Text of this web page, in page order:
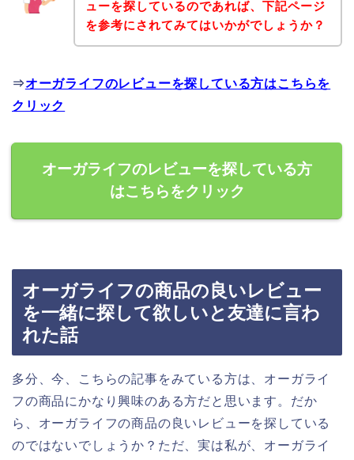
ューを探しているのであれば、下記ページ
を参考にされてみてはいかがでしょうか？
⇒オーガライフのレビューを探している方はこちらを
クリック
オーガライフのレビューを探している方
はこちらをクリック
オーガライフの商品の良いレビュー
を一緒に探して欲しいと友達に言わ
れた話
多分、今、こちらの記事をみている方は、オーガライ
フの商品にかなり興味のある方だと思います。だか
ら、オーガライフの商品の良いレビューを探している
のではないでしょうか？ただ、実は私が、オーガライ